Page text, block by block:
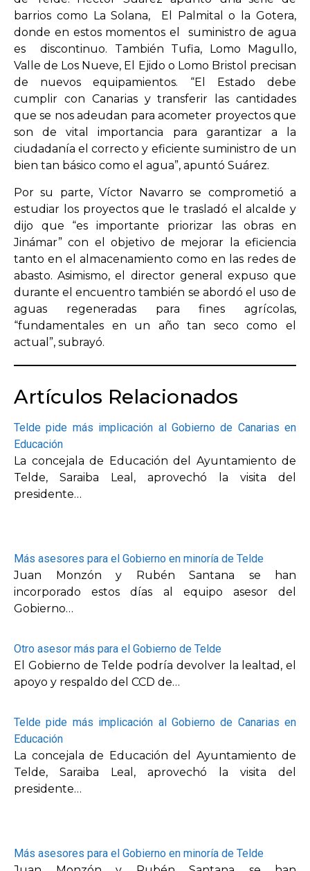
barrios como La Solana, El Palmital o la Gotera,
donde en estos momentos el suministro de agua
es discontinuo. También Tufia, Lomo Magullo,
Valle de Los Nueve, El Ejido o Lomo Bristol precisan
de nuevos equipamientos. “El Estado debe
cumplir con Canarias y transferir las cantidades
que se nos adeudan para acometer proyectos que
son de vital importancia para garantizar a la
ciudadanía el correcto y eficiente suministro de un
bien tan básico como el agua”, apuntó Suárez.
Por su parte, Víctor Navarro se comprometió a
estudiar los proyectos que le trasladó el alcalde y
dijo que “es importante priorizar las obras en
Jinámar” con el objetivo de mejorar la eficiencia
tanto en el almacenamiento como en las redes de
abasto. Asimismo, el director general expuso que
durante el encuentro también se abordó el uso de
aguas regeneradas para fines agrícolas,
“fundamentales en un año tan seco como el
actual”, subrayó.
Artículos Relacionados
Telde pide más implicación al Gobierno de Canarias en
Educación
La concejala de Educación del Ayuntamiento de
Telde, Saraiba Leal, aprovechó la visita del
presidente…
Más asesores para el Gobierno en minoría de Telde
Juan Monzón y Rubén Santana se han
incorporado estos días al equipo asesor del
Gobierno…
Otro asesor más para el Gobierno de Telde
El Gobierno de Telde podría devolver la lealtad, el
apoyo y respaldo del CCD de…
Telde pide más implicación al Gobierno de Canarias en
Educación
La concejala de Educación del Ayuntamiento de
Telde, Saraiba Leal, aprovechó la visita del
presidente…
Más asesores para el Gobierno en minoría de Telde